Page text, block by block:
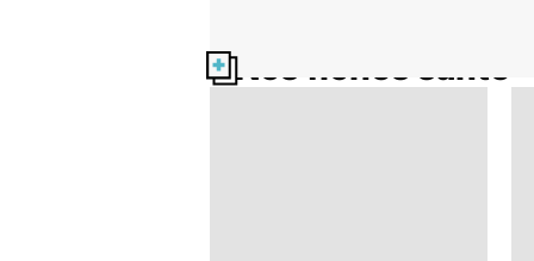
Nos fiches santé